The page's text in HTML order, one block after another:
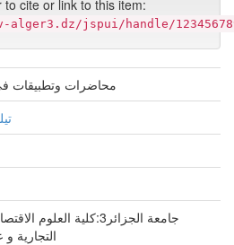
cite or link to this item:
jspui/handle/
محاضرات وتطبيقات في
جامعة الجزائر3:كلية العلوم
التجارية و